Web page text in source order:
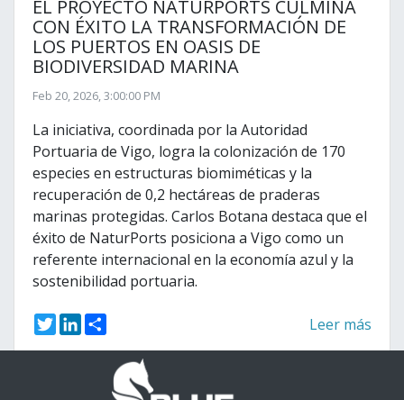
EL PROYECTO NATURPORTS CULMINA
CON ÉXITO LA TRANSFORMACIÓN DE
LOS PUERTOS EN OASIS DE
BIODIVERSIDAD MARINA
Feb 20, 2026, 3:00:00 PM
La iniciativa, coordinada por la Autoridad
Portuaria de Vigo, logra la colonización de 170
especies en estructuras biomiméticas y la
recuperación de 0,2 hectáreas de praderas
marinas protegidas. Carlos Botana destaca que el
éxito de NaturPorts posiciona a Vigo como un
referente internacional en la economía azul y la
sostenibilidad portuaria.
T
w
i
L
n a
e
Leer más